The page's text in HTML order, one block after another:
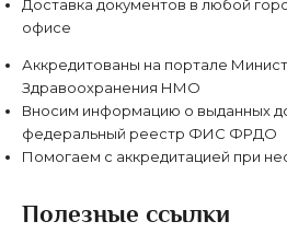
Доставка документов в любой
офисе
Аккредитованы на портале
Здравоохранения НМО
Вносим информацию о выданных
федеральный реестр ФИС ФРДО
Помогаем с аккредитацией при
Полезные ссылки